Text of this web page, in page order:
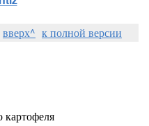
вверх^ к полной версии